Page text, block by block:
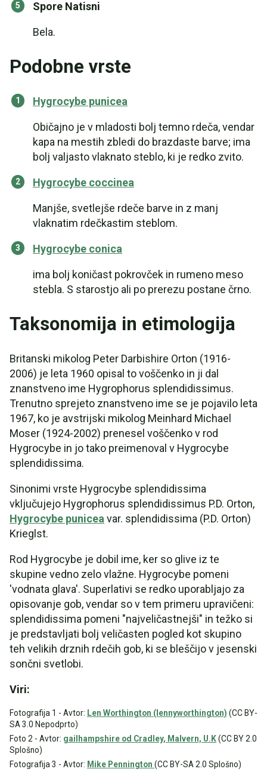
Spore Natisni
Bela.
Podobne vrste
Hygrocybe punicea
Običajno je v mladosti bolj temno rdeča, vendar
kapa na mestih zbledi do brazdaste barve; ima
bolj valjasto vlaknato steblo, ki je redko zvito.
Hygrocybe coccinea
Manjše, svetlejše rdeče barve in z manj
vlaknatim rdečkastim steblom.
Hygrocybe conica
ima bolj koničast pokrovček in rumeno meso
stebla. S starostjo ali po prerezu postane črno.
Taksonomija in etimologija
Britanski mikolog Peter Darbishire Orton (1916-
2006) je leta 1960 opisal to voščenko in ji dal
znanstveno ime Hygrophorus splendidissimus.
Trenutno sprejeto znanstveno ime se je pojavilo leta
1967, ko je avstrijski mikolog Meinhard Michael
Moser (1924-2002) prenesel voščenko v rod
Hygrocybe in jo tako preimenoval v Hygrocybe
splendidissima.
Sinonimi vrste Hygrocybe splendidissima
vključujejo Hygrophorus splendidissimus P.D. Orton,
Hygrocybe punicea var. splendidissima (P.D. Orton)
Krieglst.
Rod Hygrocybe je dobil ime, ker so glive iz te
skupine vedno zelo vlažne. Hygrocybe pomeni
'vodnata glava'. Superlativi se redko uporabljajo za
opisovanje gob, vendar so v tem primeru upravičeni:
splendidissima pomeni "najveličastnejši" in težko si
je predstavljati bolj veličasten pogled kot skupino
teh velikih drznih rdečih gob, ki se bleščijo v jesenski
sončni svetlobi.
Viri:
Fotografija 1 - Avtor: Len Worthington (lennyworthington) (CC BY-
SA 3.0 Nepodprto)
Foto 2 - Avtor: gailhampshire od Cradley, Malvern, U.K(CC BY 2.0
Splošno)
Fotografija 3 - Avtor: Mike Pennington (CC BY-SA 2.0 Splošno)